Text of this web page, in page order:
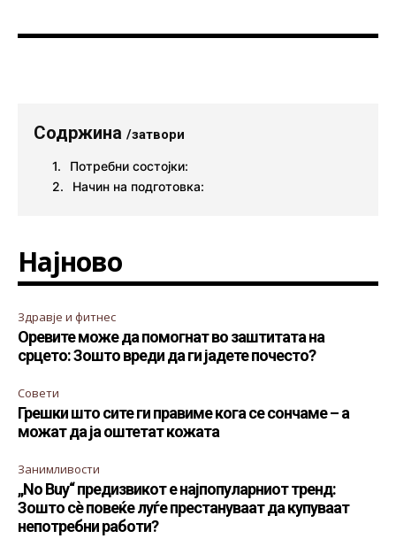
Содржина /затвори
Потребни состојки:
Начин на подготовка:
Најново
Здравје и фитнес
Оревите може да помогнат во заштитата на
срцето: Зошто вреди да ги јадете почесто?
Совети
Грешки што сите ги правиме кога се сончаме – а
можат да ја оштетат кожата
Занимливости
„No Buy“ предизвикот е најпопуларниот тренд:
Зошто сè повеќе луѓе престануваат да купуваат
непотребни работи?